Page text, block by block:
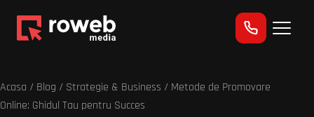
Acasa / Blog / Strategie & Business / Metode de Promovare
Online: Ghidul Tau pentru Succes